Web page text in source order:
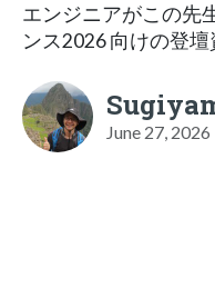
エンジニアがこの先
ンス2026 向けの登壇
June 27, 2026